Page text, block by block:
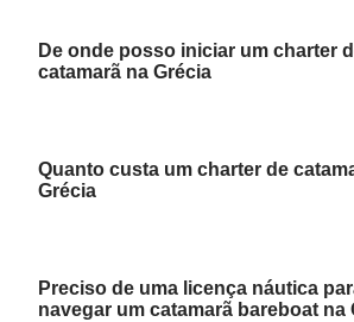
De onde posso iniciar um charter
catamarã na Grécia
Quanto custa um charter de
Grécia
Preciso de uma licença náutica
navegar um catamarã bareboat na